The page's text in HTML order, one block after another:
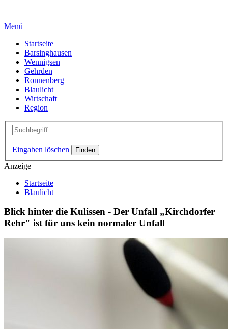
Menü
Startseite
Barsinghausen
Wennigsen
Gehrden
Ronnenberg
Blaulicht
Wirtschaft
Region
Eingaben löschen
Anzeige
Startseite
Blaulicht
Blick hinter die Kulissen - Der Unfall „Kirchdorfer
Rehr" ist für uns kein normaler Unfall